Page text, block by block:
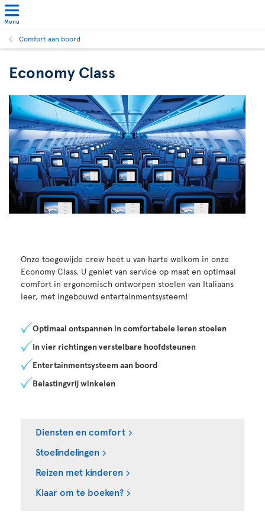
Menu
Comfort aan boord
Economy Class
Onze toegewijde crew heet u van harte welkom in onze
Economy Class. U geniet van service op maat en optimaal
comfort in ergonomisch ontworpen stoelen van Italiaans
leer, met ingebouwd entertainmentsysteem!
Optimaal ontspannen in comfortabele leren stoelen
In vier richtingen verstelbare hoofdsteunen
Entertainmentsysteem aan boord
Belastingvrij winkelen
Diensten en comfort
Stoelindelingen
Reizen met kinderen
Klaar om te boeken?